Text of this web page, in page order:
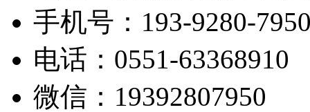
手机号：193-9280-
电话：0551-63368910
微信：19392807950